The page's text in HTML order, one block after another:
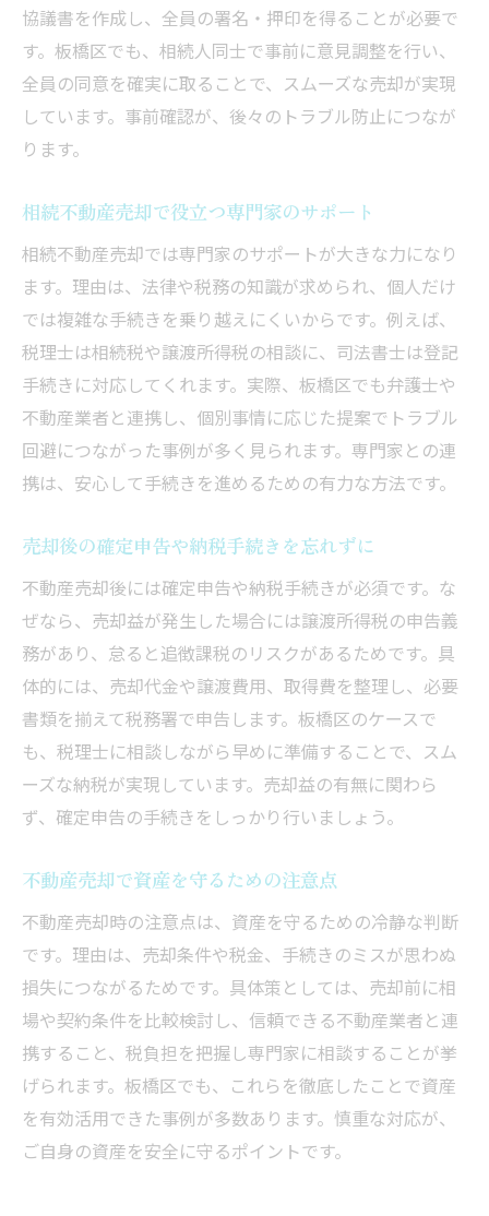
協議書を作成し、全員の署名・押印を得ることが必要で
す。板橋区でも、相続人同士で事前に意見調整を行い、
全員の同意を確実に取ることで、スムーズな売却が実現
しています。事前確認が、後々のトラブル防止につなが
ります。
相続不動産売却で役立つ専門家のサポート
相続不動産売却では専門家のサポートが大きな力になり
ます。理由は、法律や税務の知識が求められ、個人だけ
では複雑な手続きを乗り越えにくいからです。例えば、
税理士は相続税や譲渡所得税の相談に、司法書士は登記
手続きに対応してくれます。実際、板橋区でも弁護士や
不動産業者と連携し、個別事情に応じた提案でトラブル
回避につながった事例が多く見られます。専門家との連
携は、安心して手続きを進めるための有力な方法です。
売却後の確定申告や納税手続きを忘れずに
不動産売却後には確定申告や納税手続きが必須です。な
ぜなら、売却益が発生した場合には譲渡所得税の申告義
務があり、怠ると追徴課税のリスクがあるためです。具
体的には、売却代金や譲渡費用、取得費を整理し、必要
書類を揃えて税務署で申告します。板橋区のケースで
も、税理士に相談しながら早めに準備することで、スム
ーズな納税が実現しています。売却益の有無に関わら
ず、確定申告の手続きをしっかり行いましょう。
不動産売却で資産を守るための注意点
不動産売却時の注意点は、資産を守るための冷静な判断
です。理由は、売却条件や税金、手続きのミスが思わぬ
損失につながるためです。具体策としては、売却前に相
場や契約条件を比較検討し、信頼できる不動産業者と連
携すること、税負担を把握し専門家に相談することが挙
げられます。板橋区でも、これらを徹底したことで資産
を有効活用できた事例が多数あります。慎重な対応が、
ご自身の資産を安全に守るポイントです。